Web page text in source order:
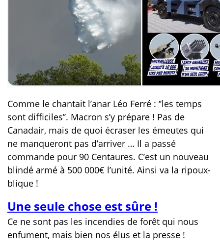
Comme le chantait l’anar Léo Ferré : ‘’les temps
sont difficiles’’. Macron s’y prépare ! Pas de
Canadair, mais de quoi écraser les émeutes qui
ne manqueront pas d’arriver … Il a passé
commande pour 90 Centaures. C’est un nouveau
blindé armé à 500 000€ l’unité. Ainsi va la ripoux-
blique !
Une seule chose est sûre !
Ce ne sont pas les incendies de forêt qui nous
enfument, mais bien nos élus et la presse !